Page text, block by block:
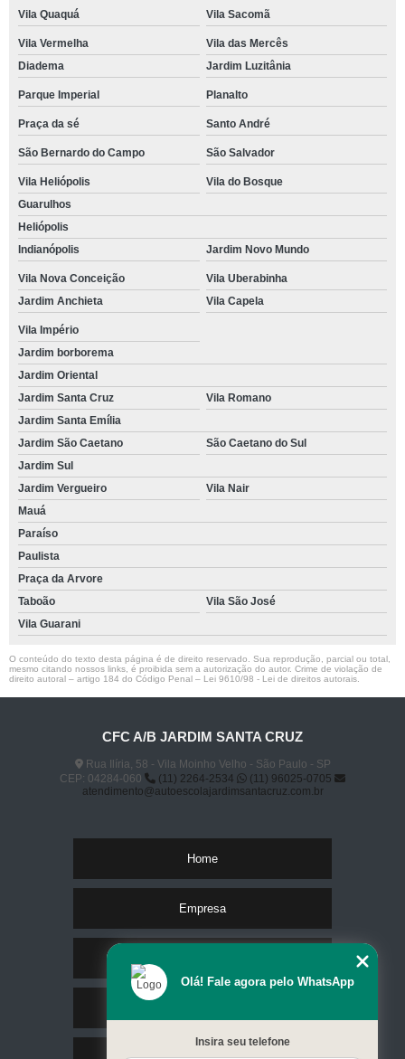
Vila Quaquá Vila Sacomã
Vila Vermelha
Vila das Mercês
Diadema
Jardim Luzitânia
Parque Imperial Planalto
Praça da sé Santo André
São Bernardo do Campo São Salvador
Vila Heliópolis
Vila do Bosque
Guarulhos
Heliópolis
Indianópolis
Jardim Novo Mundo
Vila Nova Conceição
Vila Uberabinha
Jardim Anchieta
Vila Capela
Vila Império
Jardim borborema
Jardim Oriental
Jardim Santa Cruz
Vila Romano
Jardim Santa Emília
Jardim São Caetano
São Caetano do Sul
Jardim Sul
Jardim Vergueiro
Vila Nair
Mauá
Paraíso
Paulista
Praça da Arvore
Taboão
Vila São José
Vila Guarani
O conteúdo do texto desta página é de direito reservado. Sua reprodução, parcial ou total,
mesmo citando nossos links, é proibida sem a autorização do autor. Crime de violação de
direito autoral – artigo 184 do Código Penal – Lei 9610/98 - Lei de direitos autorais
CFC A/B JARDIM SANTA CRUZ
Rua Ilíria, 58 - Vila Moinho Velho - São Paulo - SP
CEP: 04284-060
(11) 2264-2534
(11) 96025-0705
atendimento@autoescolajardimsantacruz.com.br
Home
Empresa
Olá! Fale agora pelo WhatsApp
Insira seu telefone